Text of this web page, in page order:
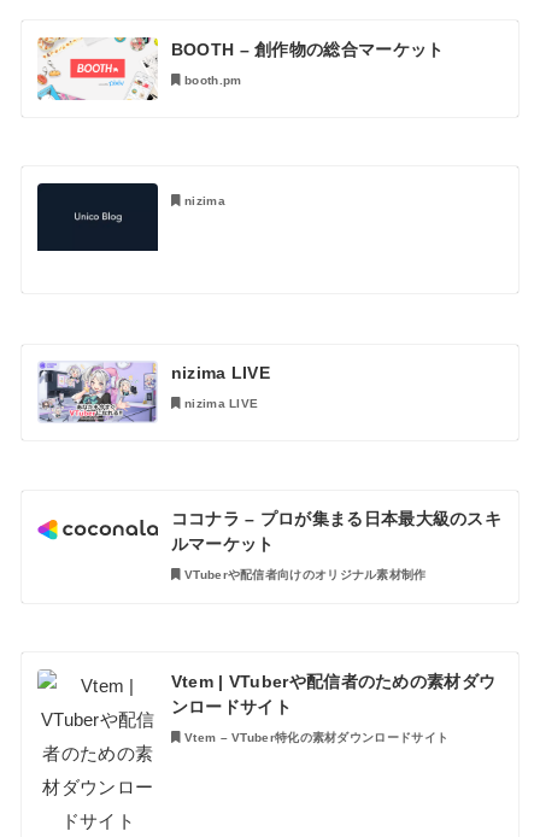
BOOTH – 創作物の総合マーケット
booth.pm
nizima
nizima LIVE
nizima LIVE
ココナラ – プロが集まる日本最大級のスキ
ルマーケット
VTuberや配信者向けのオリジナル素材制作
Vtem | VTuberや配信者のための素材ダウ
ンロードサイト
Vtem – VTuber特化の素材ダウンロードサイト